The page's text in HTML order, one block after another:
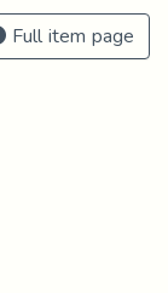
Full item page